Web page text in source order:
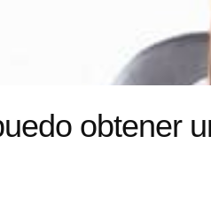
obtener